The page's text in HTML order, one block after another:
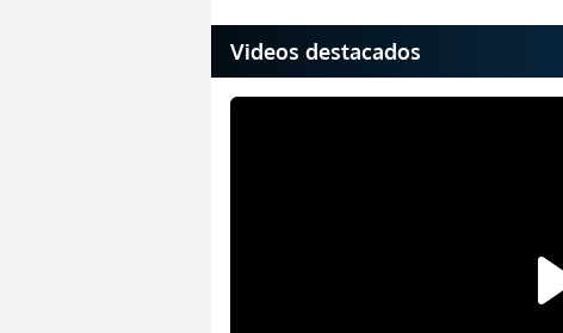
Videos destacados